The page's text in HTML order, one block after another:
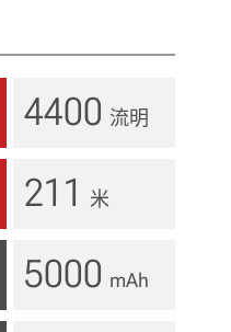
4400 流明
211 米
5000 mAh